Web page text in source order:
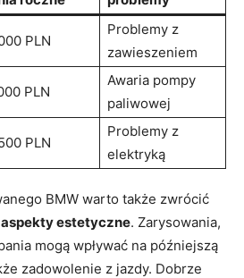
‌PLN
Problemy ​z
zawieszeniem
PLN
Awaria pompy
paliwowej
​PLN
Problemy z
elektryką
BMW warto także zwrócić
aspekty estetyczne. Zarysowania,
mogą wpływać na późniejszą
⁤zadowolenie z ⁣jazdy. Dobrze